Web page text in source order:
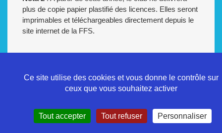
plus de copie papier plastifié des licences. Elles seront
imprimables et téléchargeables directement depuis le
site internet de la FFS.
Mentions légales
Ce site utilise des cookies et vous donne le contrôle sur
ceux que vous souhaitez activer
Tout accepter Tout refuser Personnaliser